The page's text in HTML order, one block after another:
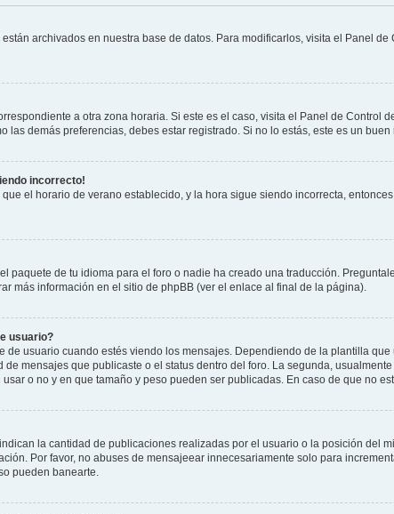
archivados en nuestra base de datos. Para modificarlos, visita el Panel
a otra zona horaria. Si este es el caso, visita el Panel de
las demás preferencias, debes estar registrado. Si no lo estás, este es un
incorrecto!
el horario de verano establecido, y la hora sigue siendo incorrecta,
paquete de tu idioma para el foro o nadie ha creado una traducción.
más información en el sitio de phpBB (ver el enlace al final de la página).
usuario?
de usuario cuando estés viendo los mensajes. Dependiendo de la plantilla
mensajes que publicaste o el status dentro del foro. La segunda,
o no y en que tamaño y peso pueden ser publicadas. En caso de que no
la cantidad de publicaciones realizadas por el usuario o la posición del
Por favor, no abuses de mensajeear innecesariamente solo para
pueden banearte.